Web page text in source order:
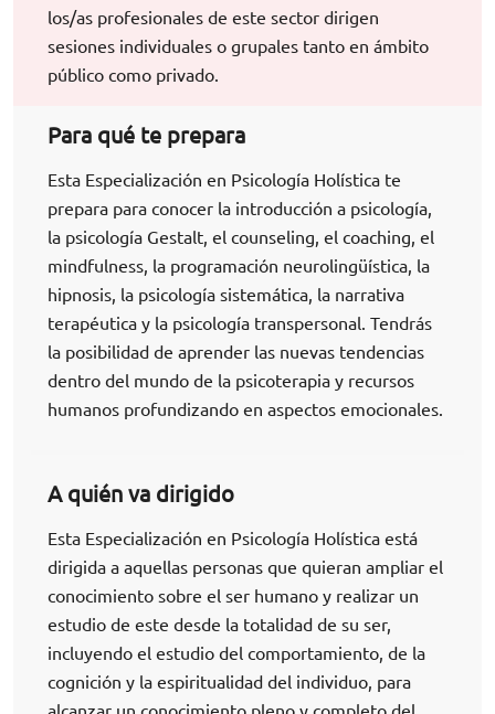
los/as profesionales de este sector dirigen
sesiones individuales o grupales tanto en ámbito
público como privado.
Para qué te prepara
Esta Especialización en Psicología Holística te
prepara para conocer la introducción a psicología,
la psicología Gestalt, el counseling, el coaching, el
mindfulness, la programación neurolingüística, la
hipnosis, la psicología sistemática, la narrativa
terapéutica y la psicología transpersonal. Tendrás
la posibilidad de aprender las nuevas tendencias
dentro del mundo de la psicoterapia y recursos
humanos profundizando en aspectos emocionales.
A quién va dirigido
Esta Especialización en Psicología Holística está
dirigida a aquellas personas que quieran ampliar el
conocimiento sobre el ser humano y realizar un
estudio de este desde la totalidad de su ser,
incluyendo el estudio del comportamiento, de la
cognición y la espiritualidad del individuo, para